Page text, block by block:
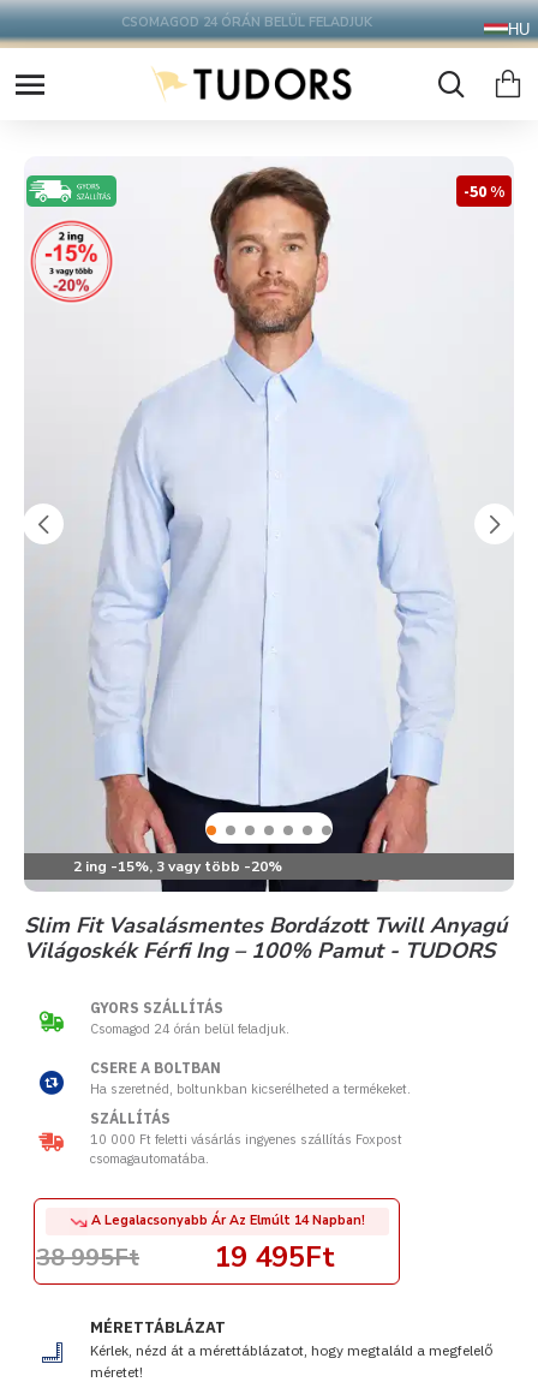
10.000 Ft FELETT INGYENES SZÁLLÍTÁS
FOXPOST CSOMAGAUTOMATÁBA !
HU
2 ing -15%, 3 vagy több -20%
-50 %
Slim Fit Vasalásmentes Bordázott Twill Anyagú
Világoskék Férfi Ing – 100% Pamut - TUDORS
MÉRETTÁBLÁZAT
Kérlek, nézd át a mérettáblázatot, hogy megtaláld a megfelelő
méretet!
19 495Ft
A Legalacsonyabb Ár Az Elmúlt 14 Napban!
38 995Ft
GYORS SZÁLLÍTÁS
Csomagod 24 órán belül feladjuk.
CSERE A BOLTBAN
Ha szeretnéd, boltunkban kicserélheted a termékeket.
SZÁLLÍTÁS
10 000 Ft feletti vásárlás ingyenes szállítás Foxpost
csomagautomatába.